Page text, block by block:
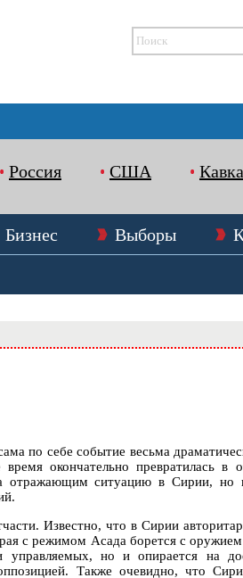
Россия США
Бизнес Выборы
по себе событие весьма
окончательно превратилась в
отражающим ситуацию в Сирии, но
Известно, что в Сирии
с режимом Асада борется с
управляемых, но и опирается на
Также очевидно, что